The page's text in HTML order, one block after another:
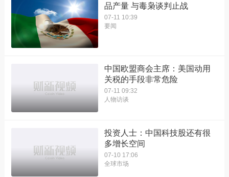
品产量 与毒枭谈判止战
07-11 10:39
要闻
中国欧盟商会主席：美国动用
关税的手段非常危险
07-11 09:32
人物访谈
投资人士：中国科技股还有很
多增长空间
07-10 17:06
全球市场